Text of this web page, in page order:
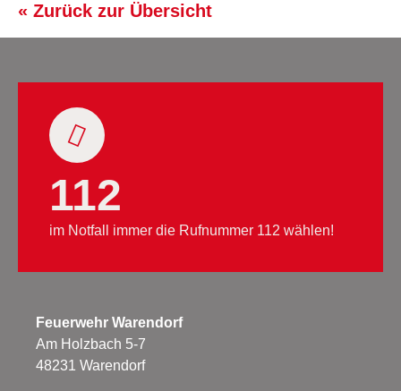
« Zurück zur Übersicht
112
im Notfall immer die Rufnummer 112 wählen!
Feuerwehr Warendorf
Am Holzbach 5-7
48231 Warendorf